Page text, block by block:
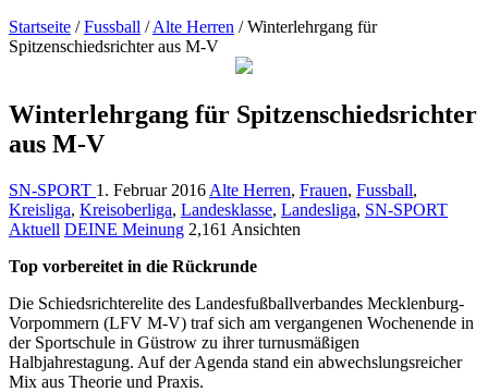
Startseite / Fussball / Alte Herren / Winterlehrgang für
Spitzenschiedsrichter aus M-V
Winterlehrgang für Spitzenschiedsrichter
aus M-V
SN-SPORT 1. Februar 2016 Alte Herren, Frauen, Fussball,
Kreisliga, Kreisoberliga, Landesklasse, Landesliga, SN-SPORT
Aktuell DEINE Meinung 2,161 Ansichten
Top vorbereitet in die Rückrunde
Die Schiedsrichterelite des Landesfußballverbandes Mecklenburg-
Vorpommern (LFV M-V) traf sich am vergangenen Wochenende in
der Sportschule in Güstrow zu ihrer turnusmäßigen
Halbjahrestagung. Auf der Agenda stand ein abwechslungsreicher
Mix aus Theorie und Praxis.